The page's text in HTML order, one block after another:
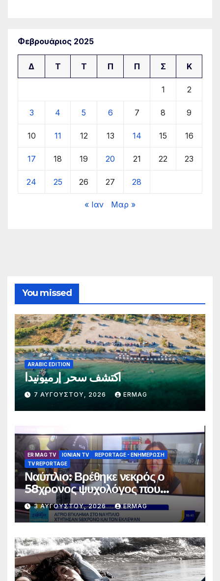
Φεβρουάριος 2025
Δ Τ Τ Π Π Σ Κ
1 2
3 4 5 6 7 8 9
10 11 12 13 14 15 16
17 18 19 20 21 22 23
24 25 26 27 28
« Ιαν Μαρ »
You missed
ARABIC EDITION
اكتشف سحر إرميونيدا
7 ΑΥΓΟΎΣΤΟΥ, 2026 ERMAG
ER MAG TV IONIAN TV
REPORTAGE - EΝΗΜΈΡΩΣΗ
TV REPORTAGE
Ναύπλιο: Βρέθηκε νεκρός ο
58χρονος ψυχολόγος που
αγνοούνταν για αρκετές ημέρες –
Συνελήφθησαν 2 άτομα
3 ΑΥΓΟΎΣΤΟΥ, 2026 ERMAG